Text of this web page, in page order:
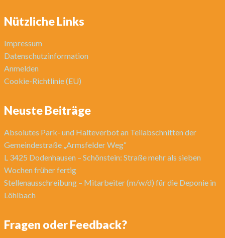
Nützliche Links
Impressum
Datenschutzinformation
Anmelden
Cookie-Richtlinie (EU)
Neuste Beiträge
Absolutes Park- und Halteverbot an Teilabschnitten der
Gemeindestraße „Armsfelder Weg“
L 3425 Dodenhausen – Schönstein: Straße mehr als sieben
Wochen früher fertig
Stellenausschreibung – Mitarbeiter (m/w/d) für die Deponie in
Löhlbach
Fragen oder Feedback?